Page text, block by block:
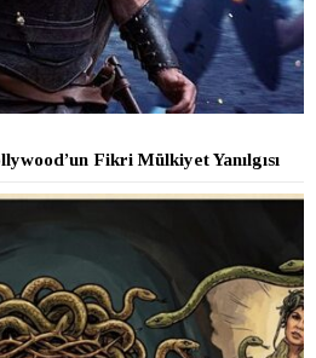
Fikri Mülkiyet Yanılgısı